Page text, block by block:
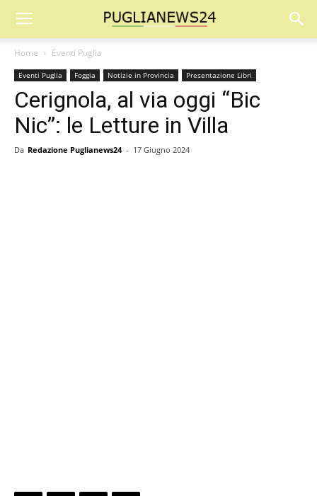
Home Eventi Puglia
Eventi Puglia Foggia Notizie in Provincia Presentazione Libri
Cerignola, al via oggi “Bic
Nic”: le Letture in Villa
Da Redazione Puglianews24 - 17 Giugno 2024